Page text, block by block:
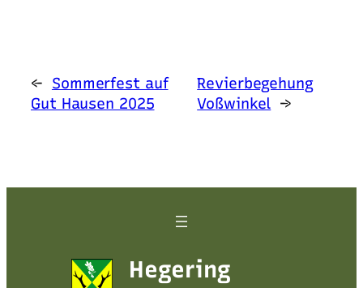
← Sommerfest auf
Gut Hausen 2025
Revierbegehung
Voßwinkel →
Hegering